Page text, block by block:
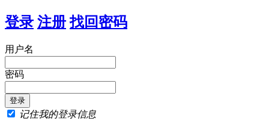
登录 注册 找回密码
用户名
密码
记住我的登录信息